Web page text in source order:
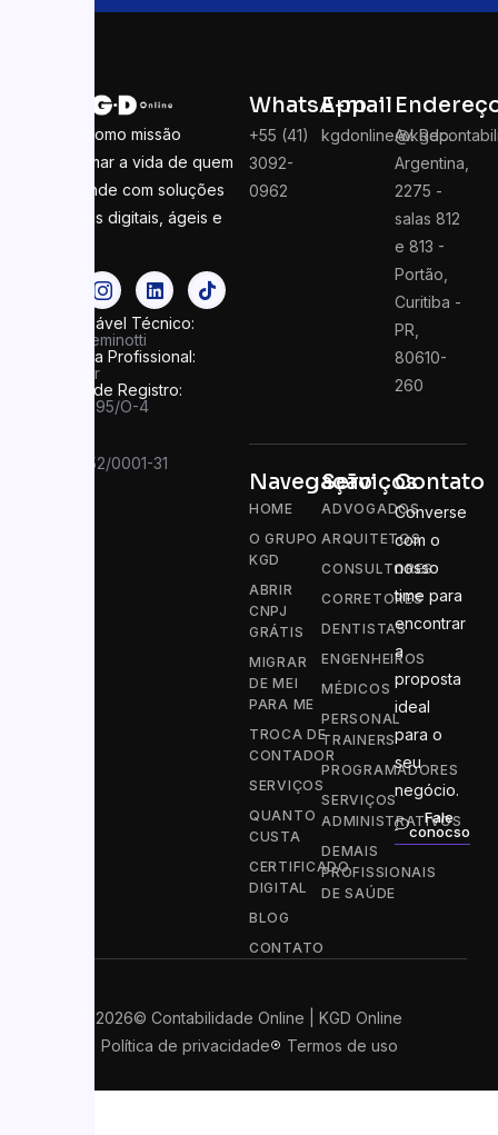
Temos como missão
transformar a vida de quem
empreende com soluções
contábeis digitais, ágeis e
Responsável Técnico:
Felipe Seminotti
Categoria Profissional:
Contador
Número de Registro:
PR 049995/O-4
13.910.752/0001-31
WhatsApp
+55 (41)
3092-
0962
E-mail
Av. Rep.
Argentina,
2275 -
salas 812
e 813 -
Portão,
Curitiba -
PR,
80610-
260
Navegação
HOME
O GRUPO
KGD
ABRIR
CNPJ
GRÁTIS
MIGRAR
DE MEI
PARA ME
TROCA DE
CONTADOR
SERVIÇOS
QUANTO
CUSTA
CERTIFICADO
DIGITAL
BLOG
CONTATO
Serviços
ADVOGADOS
ARQUITETOS
CONSULTORES
CORRETORES
DENTISTAS
ENGENHEIROS
MÉDICOS
PERSONAL
TRAINERS
PROGRAMADORES
SERVIÇOS
ADMINISTRATIVOS
DEMAIS
PROFISSIONAIS
DE SAÚDE
Contato
Converse
com o
nosso
time para
encontrar
a
proposta
ideal
para o
seu
negócio.
Fale
conocso
2026© Contabilidade Online | KGD Online
Política de privacidade
Termos de uso